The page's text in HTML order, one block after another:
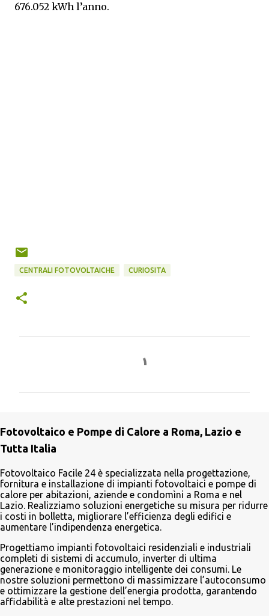
676.052 kWh l’anno.
CENTRALI FOTOVOLTAICHE CURIOSITA
n
t
i
Fotovoltaico e Pompe di Calore a Roma, Lazio e
Tutta Italia
Fotovoltaico Facile 24 è specializzata nella progettazione,
fornitura e installazione di impianti fotovoltaici e pompe di
calore per abitazioni, aziende e condomìni a Roma e nel
Lazio. Realizziamo soluzioni energetiche su misura per ridurre
i costi in bolletta, migliorare l’efficienza degli edifici e
aumentare l’indipendenza energetica.
Progettiamo impianti fotovoltaici residenziali e industriali
completi di sistemi di accumulo, inverter di ultima
generazione e monitoraggio intelligente dei consumi. Le
nostre soluzioni permettono di massimizzare l’autoconsumo
e ottimizzare la gestione dell’energia prodotta, garantendo
affidabilità e alte prestazioni nel tempo.